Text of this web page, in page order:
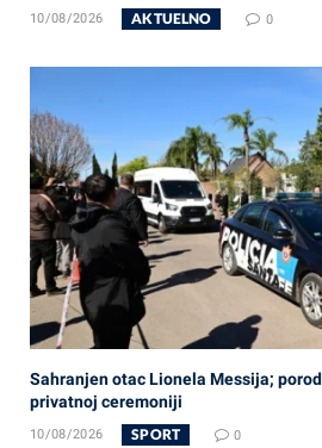
10/08/2026 AKTUELNO 0
Sahranjen otac Lionela Messija;
privatnoj ceremoniji
10/08/2026 SPORT 0